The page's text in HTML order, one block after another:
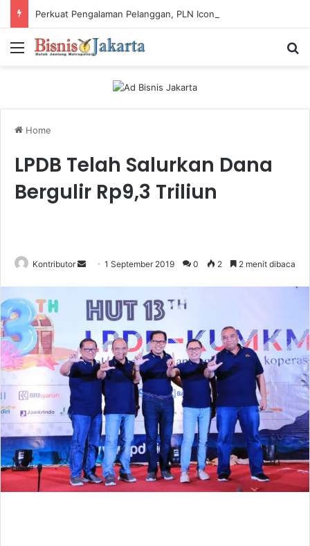
Menu
Home
LPDB Telah Salurkan Dana
Bergulir Rp9,3 Triliun
Kontributor
d
a
n
e
m
i
l
1 September 2019 0 2 2 menit dibaca